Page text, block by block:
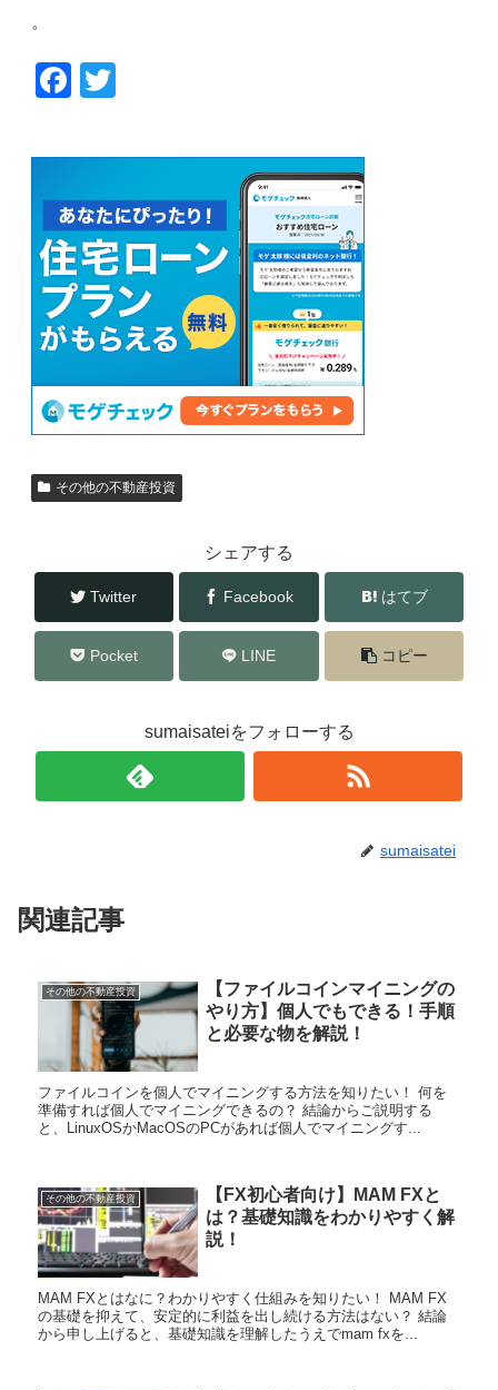
。
F
c
b
o
o
k
tt
その他の不動産投資
シェアする
Twitter Facebook はてブ
Pocket LINE コピー
sumaisateiをフォローする
sumaisatei
関連記事
その他の不動産投資
【ファイルコインマイニングの
やり方】個人でもできる！手順
と必要な物を解説！
ファイルコインを個人でマイニングする方法を知りたい！ 何を
準備すれば個人でマイニングできるの？ 結論からご説明する
と、LinuxOSかMacOSのPCがあれば個人でマイニングす...
その他の不動産投資
【FX初心者向け】MAM FXと
は？基礎知識をわかりやすく解
説！
MAM FXとはなに？わかりやすく仕組みを知りたい！ MAM FX
の基礎を抑えて、安定的に利益を出し続ける方法はない？ 結論
から申し上げると、基礎知識を理解したうえでmam fxを...